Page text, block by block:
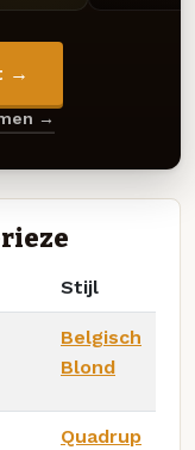
→
→
Stijl
Belgisch
Blond
Quadrup